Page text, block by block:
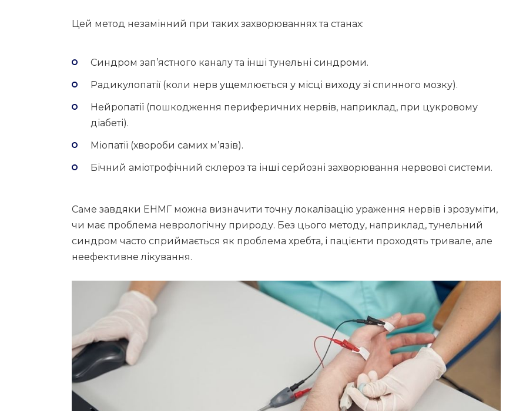
Цей метод незамінний при таких захворюваннях та станах:
Синдром зап’ястного каналу та інші тунельні синдроми.
Радикулопатії (коли нерв ущемлюється у місці виходу зі спинного мозку).
Нейропатії (пошкодження периферичних нервів, наприклад, при цукровому
діабеті).
Міопатії (хвороби самих м’язів).
Бічний аміотрофічний склероз та інші серйозні захворювання нервової системи.
Саме завдяки ЕНМГ можна визначити точну локалізацію ураження нервів і зрозуміти,
чи має проблема неврологічну природу. Без цього методу, наприклад, тунельний
синдром часто сприймається як проблема хребта, і пацієнти проходять тривале, але
неефективне лікування.